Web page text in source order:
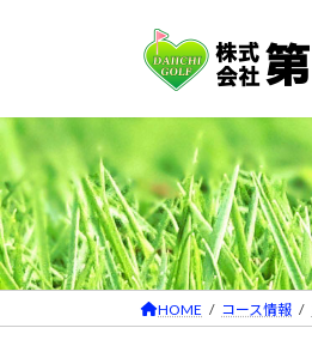
ツ
へ
ス
キ
ッ
プ
シ
ョ
ン
に
移
動
HOME コース情報